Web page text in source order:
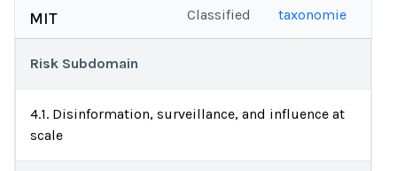
MIT
Classified
taxonomie
Risk Subdomain
4.1. Disinformation, surveillance, and influence at
scale